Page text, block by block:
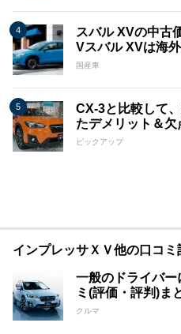
スバル XVの中古
Vスバル XVは海
国産車
CX-3と比較して
たデメリット＆欠
ピックアップ
インプレッサＸＶ他の口コミ
一般のドライバー
ミ(評価・評判)ま
クルマ